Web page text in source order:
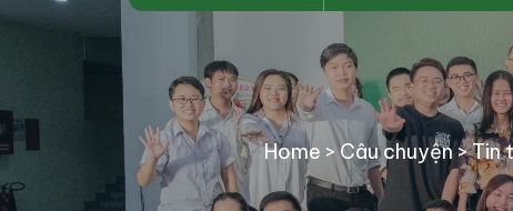
Home >Câu chuyện>Tin